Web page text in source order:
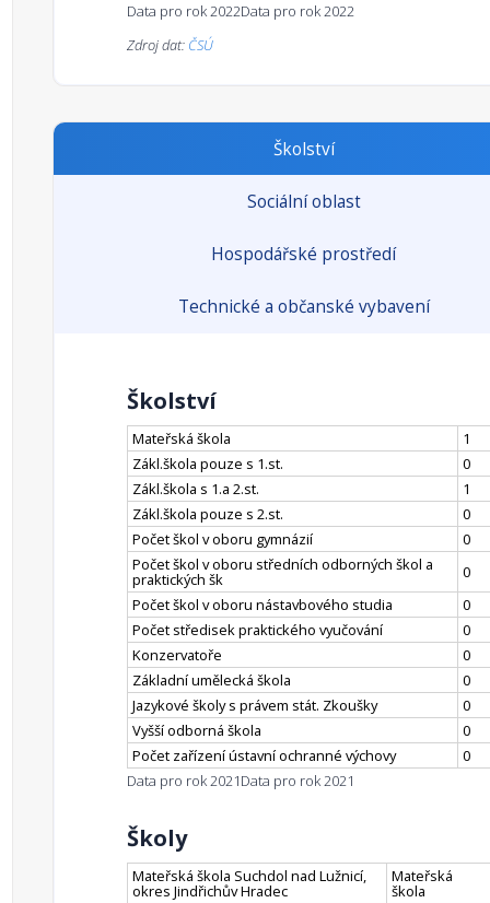
Data pro rok 2022Data pro rok 2022
Zdroj dat: ČSÚ
Školství
Sociální oblast
Hospodářské prostředí
Technické a občanské vybavení
Školství
Mateřská škola
1
Zákl.škola pouze s 1.st.
0
Zákl.škola s 1.a 2.st.
1
Zákl.škola pouze s 2.st.
0
Počet škol v oboru gymnázií
0
Počet škol v oboru středních odborných škol a
praktických šk
0
Počet škol v oboru nástavbového studia
0
Počet středisek praktického vyučování
0
Konzervatoře
0
Základní umělecká škola
0
Jazykové školy s právem stát. Zkoušky
0
Vyšší odborná škola
0
Počet zařízení ústavní ochranné výchovy
0
Data pro rok 2021Data pro rok 2021
Školy
Mateřská škola Suchdol nad Lužnicí,
okres Jindřichův Hradec
Mateřská
škola